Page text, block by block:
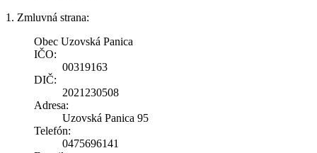
1. Zmluvná strana:
Obec Uzovská Panica
IČO:
00319163
DIČ:
2021230508
Adresa:
Uzovská Panica 95
Telefón:
0475696141